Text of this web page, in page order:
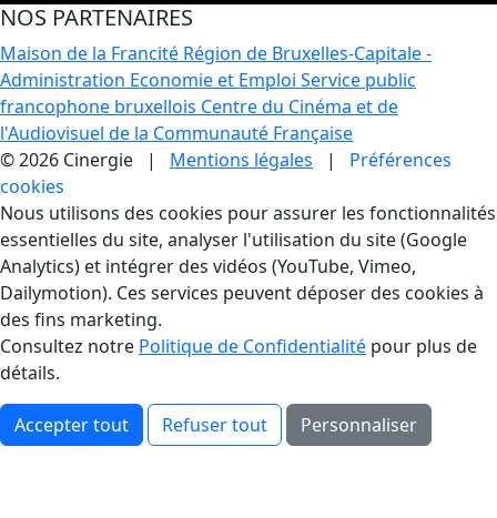
NOS PARTENAIRES
Maison de la Francité Région de Bruxelles-Capitale -
Administration Economie et Emploi Service public
francophone bruxellois Centre du Cinéma et de
l'Audiovisuel de la Communauté Française
© 2026 Cinergie | Mentions légales | Préférences
cookies
Gestion des Cookies
Nous utilisons des cookies pour assurer les fonctionnalités
essentielles du site, analyser l'utilisation du site (Google
Analytics) et intégrer des vidéos (YouTube, Vimeo,
Dailymotion). Ces services peuvent déposer des cookies à
des fins marketing.
Consultez notre Politique de Confidentialité pour plus de
détails.
Accepter tout Refuser tout Personnaliser